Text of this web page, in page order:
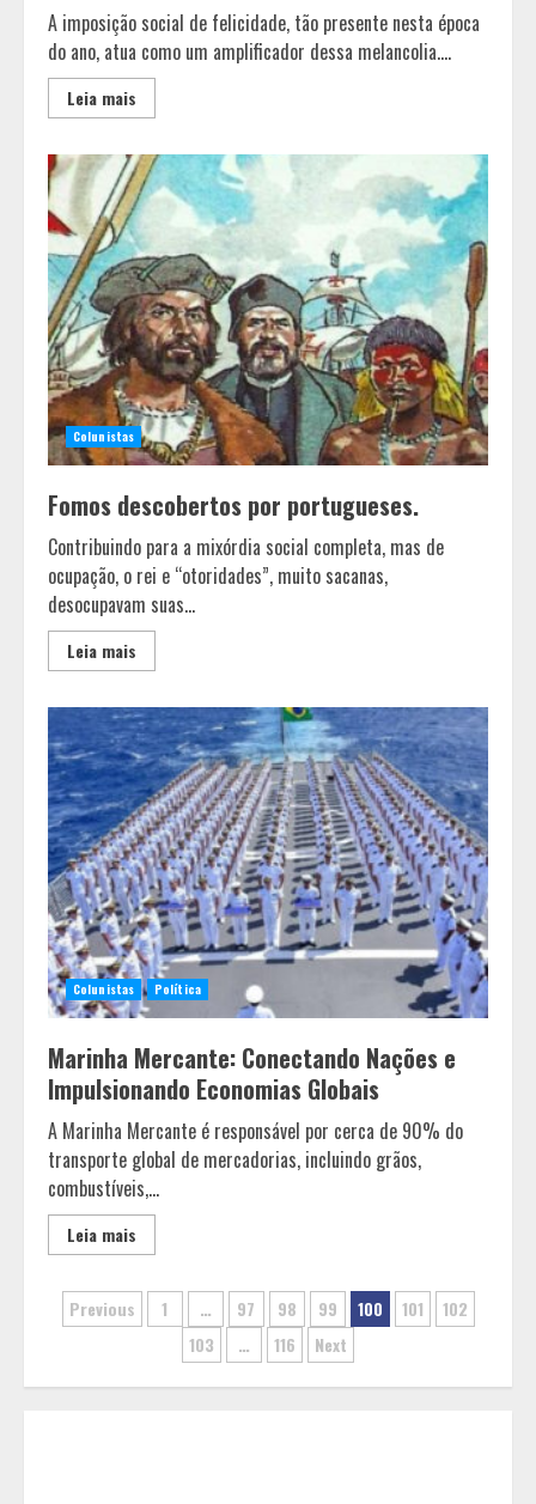
A imposição social de felicidade, tão presente nesta época
do ano, atua como um amplificador dessa melancolia....
Leia mais
Colunistas
Fomos descobertos por portugueses.
Contribuindo para a mixórdia social completa, mas de
ocupação, o rei e “otoridades”, muito sacanas,
desocupavam suas...
Leia mais
Colunistas Política
Marinha Mercante: Conectando Nações e
Impulsionando Economias Globais
A Marinha Mercante é responsável por cerca de 90% do
transporte global de mercadorias, incluindo grãos,
combustíveis,...
Leia mais
Paginação
posts
Previous 1 … 97 98 99 100 101
102
103
… 116 Next
Equipe conquista 22 medalhas e
garante 12 vagas para etapas
nacionais em segunda etapa do
JEMG, em Pará de Minas
uma causa que transforma vidas